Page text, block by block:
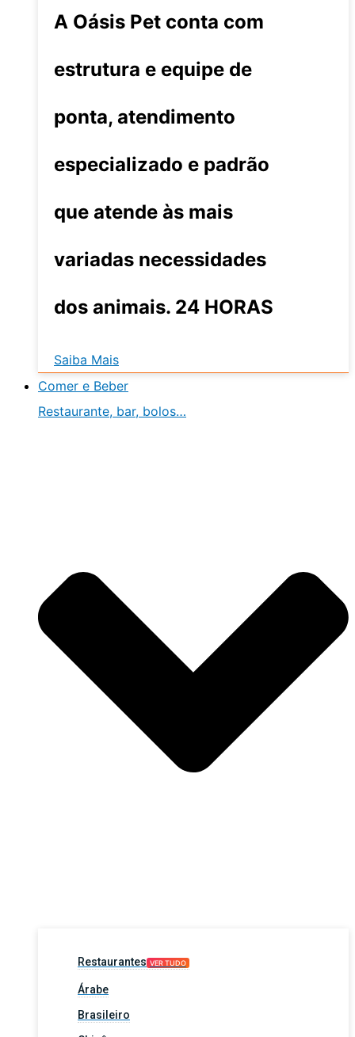
A Oásis Pet conta com
estrutura e equipe de
ponta, atendimento
especializado e padrão
que atende às mais
variadas necessidades
dos animais. 24 HORAS
Saiba Mais
Comer e Beber
Restaurante, bar, bolos…
Restaurantes VER TUDO
Árabe
Brasileiro